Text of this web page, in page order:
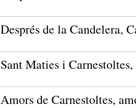
Després de la Candelera,
Sant Maties i
Amors de Carnestoltes,